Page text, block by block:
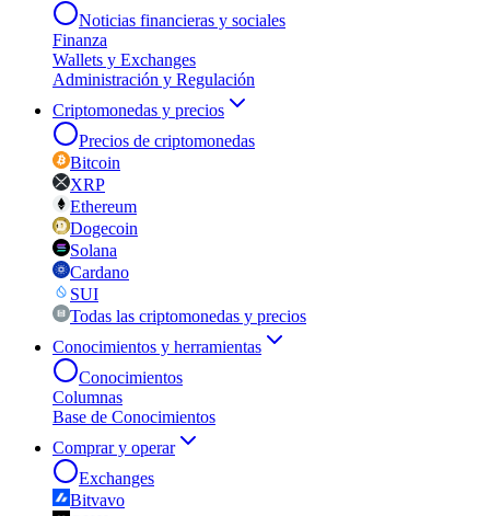
Noticias financieras y sociales
Finanza
Wallets y Exchanges
Administración y Regulación
Criptomonedas y precios
Precios de criptomonedas
Bitcoin
XRP
Ethereum
Dogecoin
Solana
Cardano
SUI
Todas las criptomonedas y precios
Conocimientos y herramientas
Conocimientos
Columnas
Base de Conocimientos
Comprar y operar
Exchanges
Bitvavo